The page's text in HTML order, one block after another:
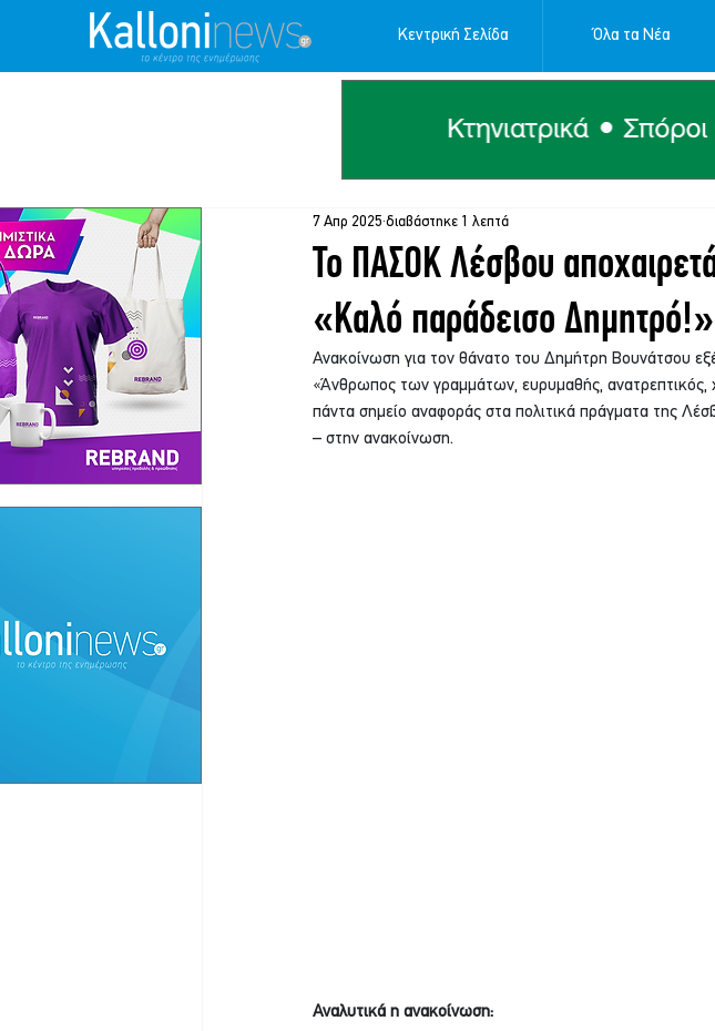
Κεντρική Σελίδα Όλα τα Νέα
Το ΠΑΣΟΚ Λέσβου
«Καλό παράδεισο Δημητρό!»
7 Απρ 2025 διαβάστηκε 1 λεπτά
Ανακοίνωση για τον θάνατο του Δημήτρη Βουνάτσου
«Άνθρωπος των γραμμάτων, ευρυμαθής, ανατρεπτικός,
πάντα σημείο αναφοράς στα πολιτικά πράγματα της
– στην ανακοίνωση.
Αναλυτικά η ανακοίνωση: